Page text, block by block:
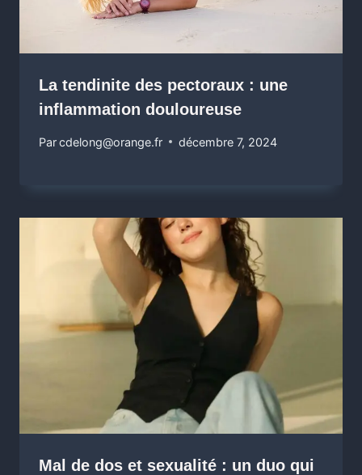
La tendinite des pectoraux : une
inflammation douloureuse ️‍
Parcdelong@orange.fr décembre 7, 2024
Mal de dos et sexualité : un duo qui